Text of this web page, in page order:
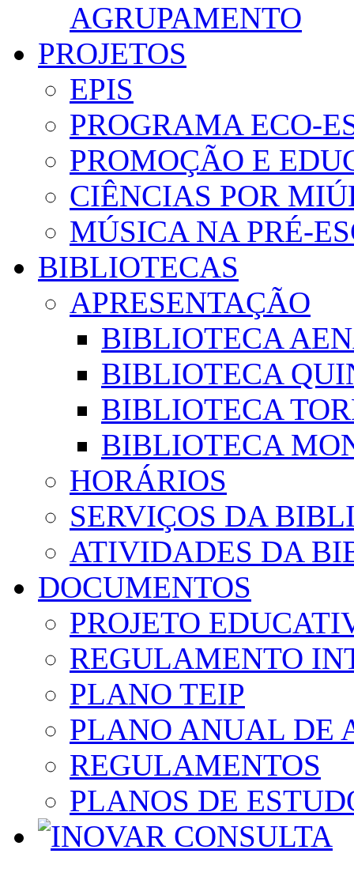
AGRUPAMENTO
PROJETOS
EPIS
PROGRAMA ECO-
PROMOÇÃO E
CIÊNCIAS POR
MÚSICA NA PRÉ-
BIBLIOTECAS
APRESENTAÇÃO
BIBLIOTECA
BIBLIOTECA
BIBLIOTECA
BIBLIOTECA
HORÁRIOS
SERVIÇOS DA
ATIVIDADES DA
DOCUMENTOS
PROJETO
REGULAMENTO
PLANO TEIP
PLANO ANUAL DE
REGULAMENTOS
PLANOS DE